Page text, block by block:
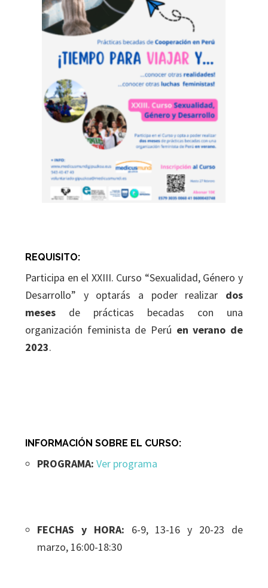
REQUISITO:
Participa en el XXIII. Curso “Sexualidad, Género y
Desarrollo” y optarás a poder realizar dos
meses de prácticas becadas con una
organización feminista de Perú en verano de
2023.
INFORMACIÓN SOBRE EL CURSO:
PROGRAMA:Ver programa
FECHAS y HORA: 6-9, 13-16 y 20-23 de
marzo, 16:00-18:30